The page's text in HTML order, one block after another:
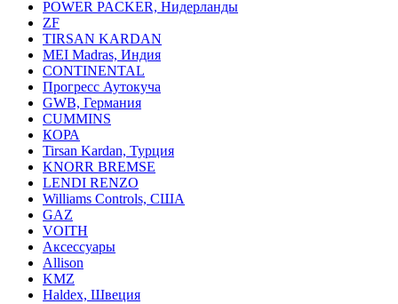
POWER PACKER, Нидерланды
ZF
TIRSAN KARDAN
MEI Madras, Индия
CONTINENTAL
Прогресс Аутокуча
GWB, Германия
CUMMINS
КОРА
Tirsan Kardan, Турция
KNORR BREMSE
LENDI RENZO
Williams Controls, США
GAZ
VOITH
Аксессуары
Allison
KMZ
Haldex, Швеция